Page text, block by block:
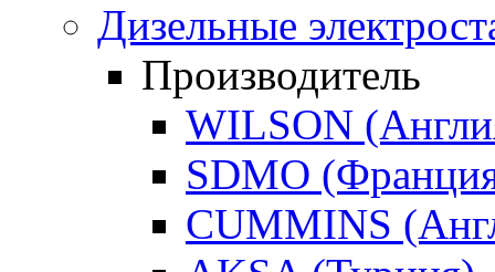
Дизельные
Производитель
WILSON
SDMO
CUMMINS